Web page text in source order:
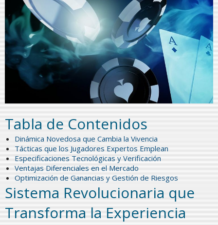
Tabla de Contenidos
Dinámica Novedosa que Cambia la Vivencia
Tácticas que los Jugadores Expertos Emplean
Especificaciones Tecnológicas y Verificación
Ventajas Diferenciales en el Mercado
Optimización de Ganancias y Gestión de Riesgos
Sistema Revolucionaria que
Transforma la Experiencia